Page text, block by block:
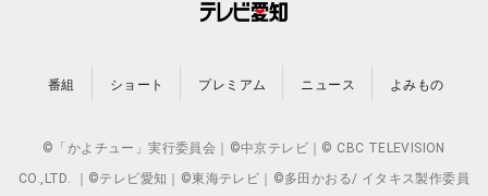
番組 ショート プレミアム ニュース よみもの
©「かよチュー」実行委員会｜©中京テレビ｜© CBC TELEVISION
CO.,LTD. ｜©テレビ愛知｜©東海テレビ｜©多田かおる/ イタキス製作委員